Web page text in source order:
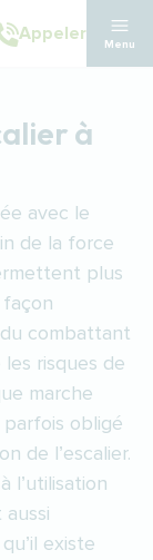
Appeler
Menu
à
avec le
de la force
plus
façon
combattant
risques de
marche
obligé
de l’escalier.
l’utilisation
existe